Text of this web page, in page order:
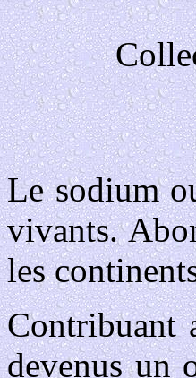
Le sodium
vivants.
les
Contribuant
devenus un